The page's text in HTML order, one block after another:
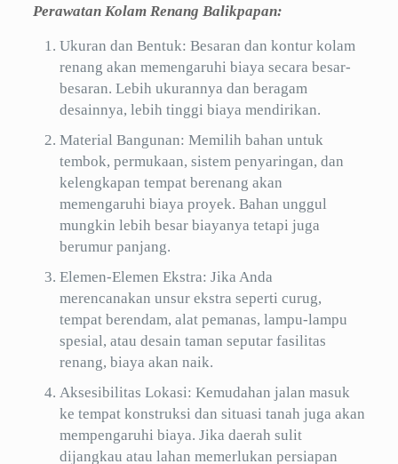
Perawatan Kolam Renang Balikpapan:
Ukuran dan Bentuk: Besaran dan kontur kolam
renang akan memengaruhi biaya secara besar-
besaran. Lebih ukurannya dan beragam
desainnya, lebih tinggi biaya mendirikan.
Material Bangunan: Memilih bahan untuk
tembok, permukaan, sistem penyaringan, dan
kelengkapan tempat berenang akan
memengaruhi biaya proyek. Bahan unggul
mungkin lebih besar biayanya tetapi juga
berumur panjang.
Elemen-Elemen Ekstra: Jika Anda
merencanakan unsur ekstra seperti curug,
tempat berendam, alat pemanas, lampu-lampu
spesial, atau desain taman seputar fasilitas
renang, biaya akan naik.
Aksesibilitas Lokasi: Kemudahan jalan masuk
ke tempat konstruksi dan situasi tanah juga akan
mempengaruhi biaya. Jika daerah sulit
dijangkau atau lahan memerlukan persiapan